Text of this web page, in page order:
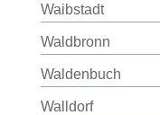
Waibstadt
Waldbronn
Waldenbuch
Walldorf